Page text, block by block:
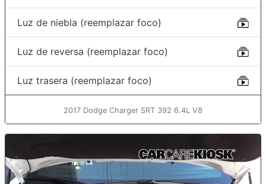
Luz de niebla (reemplazar foco)
Luz de reversa (reemplazar foco)
Luz trasera (reemplazar foco)
2017 Dodge Charger SRT 392 6.4L V8